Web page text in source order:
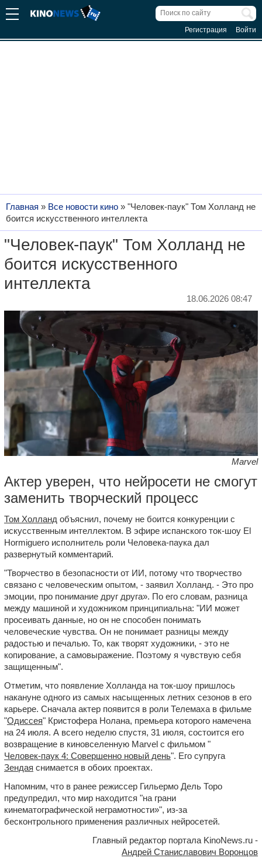
Регистрация Войти
Главная » Все новости кино » "Человек-паук" Том Холланд не
боится искусственного интеллекта
"Человек-паук" Том Холланд не
боится искусственного
интеллекта
18.06.2026 08:47
Marvel
Актер уверен, что нейросети не смогут
заменить творческий процесс
Том Холланд объяснил, почему не боится конкуренции с
искусственным интеллектом. В эфире испанского ток-шоу El
Hormiguero исполнитель роли Человека-паука дал
развернутый комментарий.
"Творчество в безопасности от ИИ, потому что творчество
связано с человеческим опытом, - заявил Холланд. - Это про
эмоции, про понимание друг друга». По его словам, разница
между машиной и художником принципиальна: "ИИ может
просеивать данные, но он не способен понимать
человеческие чувства. Он не понимает разницы между
радостью и печалью. То, как творят художники, - это не
копирование, а самовыражение. Поэтому я чувствую себя
защищенным".
Отметим, что появление Холланда на ток-шоу пришлось
накануне одного из самых насыщенных летних сезонов в его
карьере. Сначала актер появится в роли Телемаха в фильме
"Одиссея" Кристофера Нолана, премьера которого намечена
на 24 июля. А всего неделю спустя, 31 июля, состоится его
возвращение в киновселенную Marvel с фильмом "
Человек-паук 4: Совершенно новый день". Его супруга
Зендая снимается в обоих проектах.
Напомним, что в ранее режиссер Гильермо Дель Торо
предупредил, что мир находится "на грани
кинематографической неграмотности»", из-за
бесконтрольного применения различных нейросетей.
Главный редактор портала KinoNews.ru -
Андрей Станиславович Воронцов